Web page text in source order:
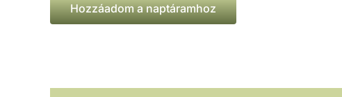
Hozzáadom a naptáramhoz